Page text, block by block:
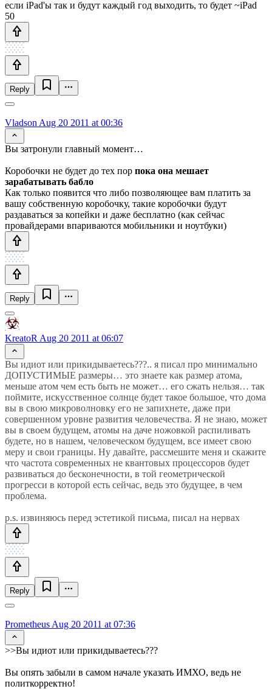
если iPad'ы так и будут каждый год выходить, то будет ~iPad
50
Reply
Vladson Aug 20 2011 at 00:36
Вы затронули главный момент…
Коробочки не будет до тех пор пока она мешает
зарабатывать бабло
Как только появится что либо позволяющее вам платить за
вашу собственную коробочку, такие коробочки будут
раздаваться за копейки и даже бесплатно (как сейчас
провайдерами впариваются мобильники и ноутбуки)
Reply
KreatoR Aug 20 2011 at 06:07
Вы идиот или прикидываетесь???.. я писал про минимально
ДОПУСТИМЫЕ размеры… это знаете как размер атома,
меньше атом чем есть быть не может… его сжать нельзя… так
поймите, искусственное солнце будет такое большое, что дома
вы в свою микроволновку его не запихнете, даже при
совершенном уровне развития человечества. Я не знаю, может
вы в своем будущем, атомы на даче ножовкой распиливать
будете, но в нашем, человеческом будущем, все имеет свою
меру и свои границы. Ну давайте, рассмешите меня и скажите
что частота современных не квантовых процессоров будет
развиваться до бесконечности, в той геометрической
прогресси в которой есть сейчас, ведь это будущее, в чем
проблема.
p.s. извиняюсь перед эстетикой письма, писал на нервах
Reply
Prometheus Aug 20 2011 at 07:36
>>Вы идиот или прикидываетесь???
Вы опять забыли в самом начале указать ИМХО, ведь не
политкорректно!